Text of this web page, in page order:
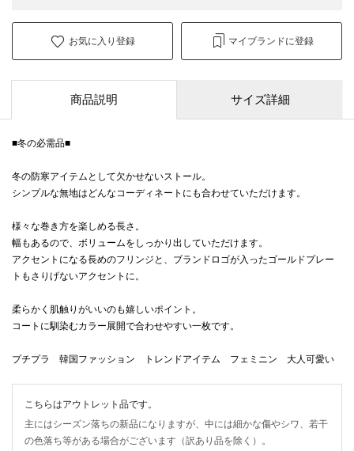
お気に入り登録 マイブランドに登録
商品説明 サイズ詳細
■冬の必需品■
冬の防寒アイテムとして欠かせないストール。
シンプルな無地はどんなコーディネートにも合わせていただけます。
様々な巻き方を楽しめる長さ。
幅もあるので、ボリュームをしっかり出していただけます。
アクセントになる長めのフリンジと、ブランドロゴが入ったゴールドプレー
トもさりげないアクセントに。
柔らかく肌触りがいいのも嬉しいポイント。
コートに馴染むカラー展開で合わせやすい一枚です。
プチプラ 韓国ファッション トレンドアイテム フェミニン 大人可愛い
こちらはアウトレット品です。
主にはシーズン落ちの新品になりますが、中には細かな傷やシワ、若干
の色落ち等がある場合がございます（訳あり品を除く）。